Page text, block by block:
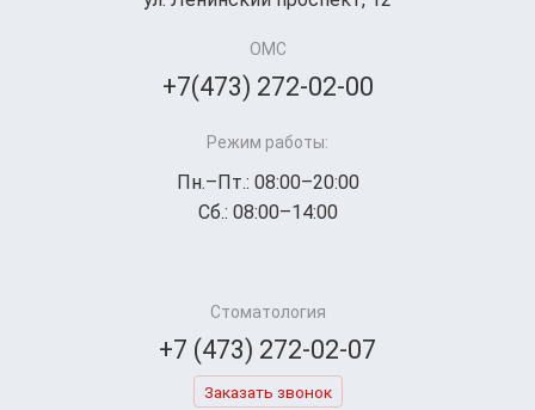
ОМС
+7(473) 272-02-00
Режим работы:
Пн.–Пт.: 08:00–20:00
Сб.: 08:00–14:00
Стоматология
+7 (473) 272-02-07
Заказать звонок